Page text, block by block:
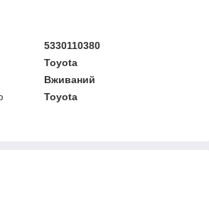
5330110380
Toyota
Вживаний
Toyota